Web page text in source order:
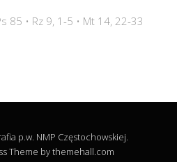
85 • Rz 9, 1-5 • Mt 14, 22-33
p.w. NMP Częstochowskiej.
Theme by themehall.com